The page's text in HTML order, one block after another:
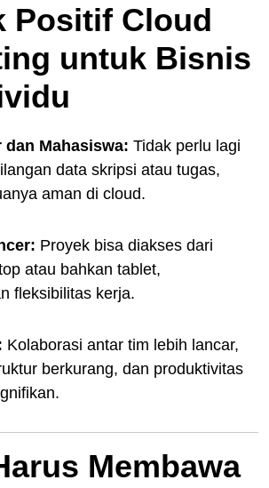
Positif Cloud
untuk Bisnis
dan Mahasiswa: Tidak perlu lagi
data skripsi atau tugas,
aman di cloud.
Proyek bisa diakses dari
atau bahkan tablet,
fleksibilitas kerja.
Kolaborasi antar tim lebih lancar,
berkurang, dan produktivitas
Membawa